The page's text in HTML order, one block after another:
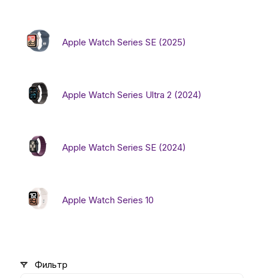
LEGO
Apple Watch Series SE (2025)
Apple Watch Series Ultra 2 (2024)
Apple Watch Series SE (2024)
Apple Watch Series 10
Фильтр